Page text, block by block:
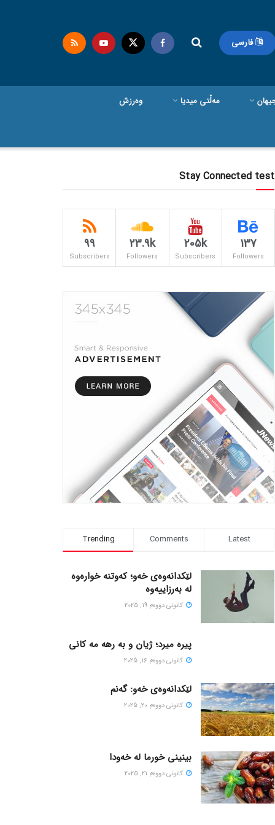
فارسی
مەڵتی میدیا وەرزش
Stay Connected test
137
Followers
205k
Subscribers
23.9k
Followers
99
Subscribers
Trending Comments Latest
لێکدانەوەی خەو؛ کەوتنە خوارەوە
لە بەرزاییەوە
كانونی دووه‌م 19, 2025
پیره میرد؛ ژیان و به رهه مه کانی
كانونی دووه‌م 16, 2025
لێکدانەوەی خەو: گەنم
كانونی دووه‌م 20, 2025
بینینی خورما لە خەودا
كانونی دووه‌م 21, 2025